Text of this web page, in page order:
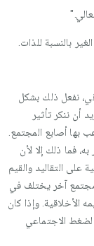
بالنسبة للذات.
نفعل ذلك بشكل
أن ننكر تأثير
بها أصابع المجتمع.
فما ذلك إلا لأن
على التقاليد والقيم
مجتمع آخر يختلف في
الأخلاقية. وإذا كان
الاجتماعي